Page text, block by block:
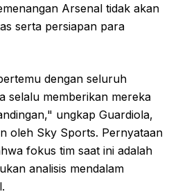
Arsenal tidak akan
serta persiapan para
dengan seluruh
selalu memberikan mereka
ungkap Guardiola,
oleh Sky Sports. Pernyataan
fokus tim saat ini adalah
analisis mendalam